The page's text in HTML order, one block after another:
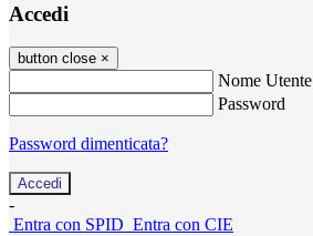
Accedi
button close ×
Nome Utente
Password
Password dimenticata?
-
Entra con SPID Entra con CIE